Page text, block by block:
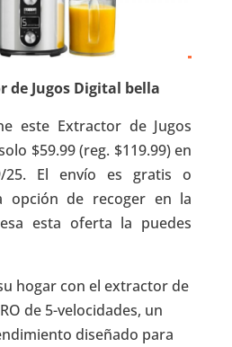
de Jugos Digital bella
este Extractor de Jugos
$59.99 (reg. $119.99) en
25. El envío es gratis o
opción de recoger en la
esta oferta la puedes
hogar con el extractor de
de 5-velocidades, un
diseñado para